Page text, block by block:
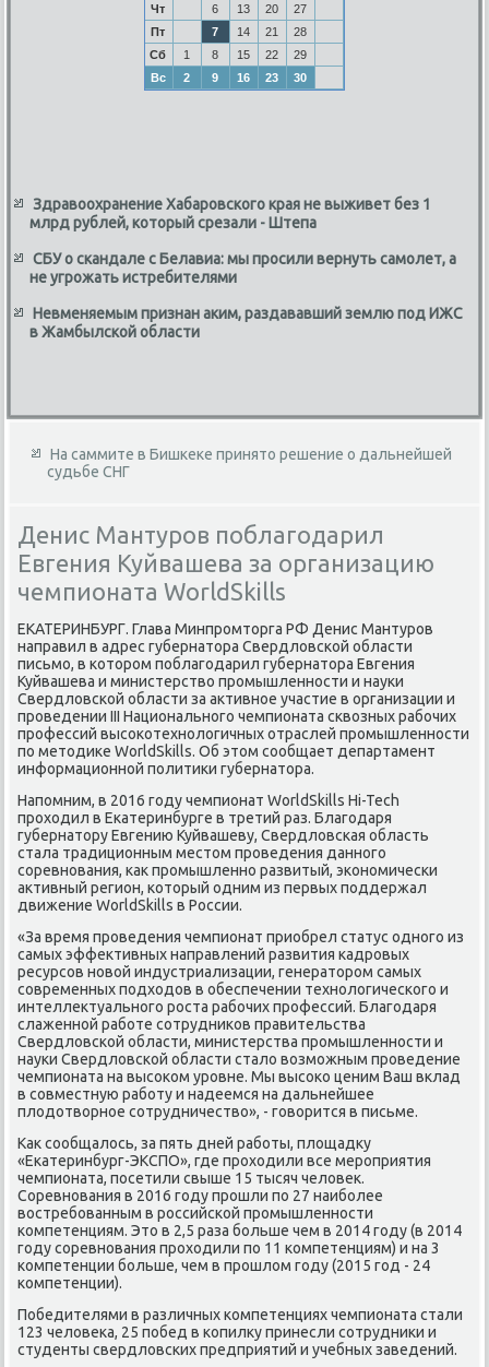
Чт
6 13 20
27
Пт
7 14 21
28
Сб
1 8 15 22
29
Вс
2 9 16 23 30
Здравоохранение Хабаровского края не выживет без 1
млрд рублей, который срезали - Штепа
СБУ о скандале с Белавиа: мы просили вернуть самолет, а
не угрожать истребителями
Невменяемым признан аким, раздававший землю под ИЖС
в Жамбылской области
На саммите в Бишкеке принято решение о дальнейшей
судьбе СНГ
Денис Мантуров поблагодарил
Евгения Куйвашева за организацию
чемпионата WorldSkills
ЕКАТЕРИНБУРГ. Глава Минпромторга РФ Денис Мантуров
направил в адрес губернатора Свердловской области
письмо, в котором поблагодарил губернатора Евгения
Куйвашева и министерство промышленности и науки
Свердловской области за активное участие в организации и
проведении III Национального чемпионата сквозных рабочих
профессий высокотехнологичных отраслей промышленности
по методике WorldSkills. Об этом сообщает департамент
информационной политики губернатора.
Напомним, в 2016 году чемпионат WorldSkills Hi-Tech
проходил в Екатеринбурге в третий раз. Благодаря
губернатору Евгению Куйвашеву, Свердловская область
стала традиционным местом проведения данного
соревнования, как промышленно развитый, экономически
активный регион, который одним из первых поддержал
движение WorldSkills в России.
«За время проведения чемпионат приобрел статус одного из
самых эффективных направлений развития кадровых
ресурсов новой индустриализации, генератором самых
современных подходов в обеспечении технологического и
интеллектуального роста рабочих профессий. Благодаря
слаженной работе сотрудников правительства
Свердловской области, министерства промышленности и
науки Свердловской области стало возможным проведение
чемпионата на высоком уровне. Мы высоко ценим Ваш вклад
в совместную работу и надеемся на дальнейшее
плодотворное сотрудничество», - говорится в письме.
Как сообщалось, за пять дней работы, площадку
«Екатеринбург-ЭКСПО», где проходили все мероприятия
чемпионата, посетили свыше 15 тысяч человек.
Соревнования в 2016 году прошли по 27 наиболее
востребованным в российской промышленности
компетенциям. Это в 2,5 раза больше чем в 2014 году (в 2014
году соревнования проходили по 11 компетенциям) и на 3
компетенции больше, чем в прошлом году (2015 год - 24
компетенции).
Победителями в различных компетенциях чемпионата стали
123 человека, 25 побед в копилку принесли сотрудники и
студенты свердловских предприятий и учебных заведений.